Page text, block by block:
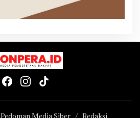
Pedoman Media Siber Redaksi